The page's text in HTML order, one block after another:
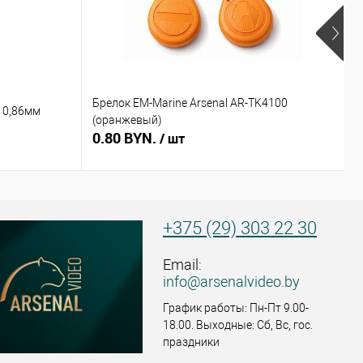
0,86мм
Брелок EM-Marine Arsenal AR-TK4100
(оранжевый)
0.80 BYN. / шт
+375 (29) 303 22 30
Email:
info@arsenalvideo.by
График работы: Пн-Пт 9.00-
18.00. Выходные: Сб, Вс, гос.
праздники